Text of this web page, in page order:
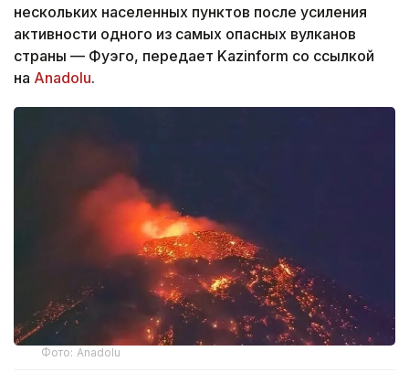
нескольких населенных пунктов после усиления
активности одного из самых опасных вулканов
страны — Фуэго, передает Kazinform со ссылкой
на Anadolu.
Фото: Anadolu